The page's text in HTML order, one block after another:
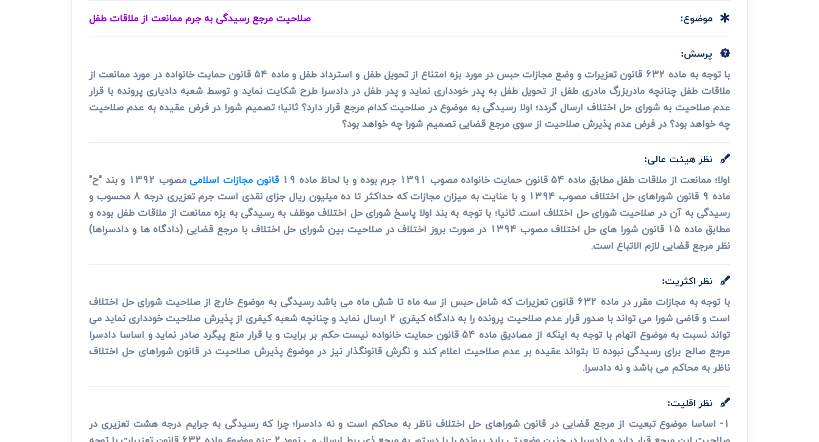
موضوع: صلاحیت مرجع رسیدگی به جرم ممانعت از ملاقات طفل
پرسش:
با توجه به ماده 632 قانون تعزیرات و وضع مجازات حبس در مورد بزه امتناع از تحویل طفل و استرداد طفل و ماده 54 قانون حمایت خانواده در مورد ممانعت از
ملاقات طفل چنانچه مادربزرگ مادری طفل از تحویل طفل به پدر خودداری نماید و پدر طفل در دادسرا طرح شکایت نماید و توسط شعبه دادیاری پرونده با قرار
عدم صلاحیت به شورای حل اختلاف ارسال گردد؛ اولا رسیدگی به موضوع در صلاحیت کدام مرجع قرار دارد؟ ثانیا؛ تصمیم شورا در فرض عقیده به عدم صلاحیت
چه خواهد بود؟ در فرض عدم پذیرش صلاحیت از سوی مرجع قضایی تصمیم شورا چه خواهد بود؟
نظر هیئت عالی:
اولا؛ ممانعت از ملاقات طفل مطابق ماده 54 قانون حمایت خانواده مصوب 1391 جرم بوده و با لحاظ ماده 19 قانون مجازات اسلامی
مصوب 1392 و بند "ح"
ماده 9 قانون شوراهای حل اختلاف مصوب 1394 و با عنایت به میزان مجازات که حداکثر تا ده میلیون ریال جزای نقدی است جرم تعزیری درجه 8 محسوب و
رسیدگی به آن در صلاحیت شورای حل اختلاف است. ثانیا؛ با توجه به بند اولا پاسخ شورای حل اختلاف موظف به رسیدگی به بزه ممانعت از ملاقات طفل بوده و
مطابق ماده 15 قانون شورا های حل اختلاف مصوب 1394 در صورت بروز اختلاف در صلاحیت بین شورای حل اختلاف با مرجع قضایی (دادگاه ها و دادسراها)
نظر مرجع قضایی لازم الاتباع است.
نظر اکثریت:
با توجه به مجازات مقرر در ماده 632 قانون تعزیرات که شامل حبس از سه ماه تا شش ماه می باشد رسیدگی به موضوع خارج از صلاحیت شورای حل اختلاف
است و قاضی شورا می تواند با صدور قرار عدم صلاحیت پرونده را به دادگاه کیفری 2 ارسال نماید و چنانچه شعبه کیفری از پذیرش صلاحیت خودداری نماید می
تواند نسبت به موضوع اتهام با توجه به اینکه از مصادیق ماده 54 قانون حمایت خانواده نیست حکم بر برایت و یا قرار منع پیگرد صادر نماید و اساسا دادسرا
مرجع صالح برای رسیدگی نبوده تا بتواند عقیده بر عدم صلاحیت اعلام کند و نگرش قانونگذار نیز در موضوع پذیرش صلاحیت در قانون شوراهای حل اختلاف
ناظر به محاکم می باشد و نه دادسرا.
نظر اقلیت:
1- اساسا موضوع تبعیت از مرجع قضایی در قانون شوراهای حل اختلاف ناظر به محاکم است و نه دادسرا؛ چرا که رسیدگی به جرایم درجه هشت تعزیری در